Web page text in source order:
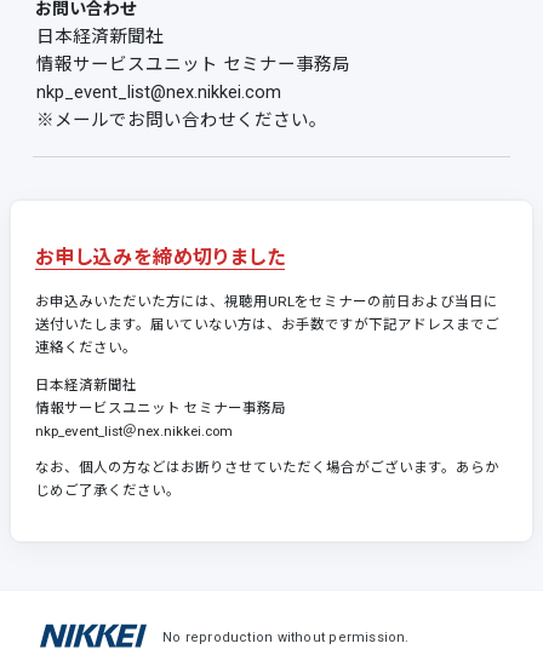
お問い合わせ
日本経済新聞社
情報サービスユニット セミナー事務局
nkp_event_list@nex.nikkei.com
※メールでお問い合わせください。
お申し込みを締め切りました
お申込みいただいた方には、視聴用URLをセミナーの前日および当日に
送付いたします。届いていない方は、お手数ですが下記アドレスまでご
連絡ください。
日本経済新聞社
情報サービスユニット セミナー事務局
nkp_event_list＠nex.nikkei.com
なお、個人の方などはお断りさせていただく場合がございます。あらか
じめご了承ください。
No reproduction without permission.